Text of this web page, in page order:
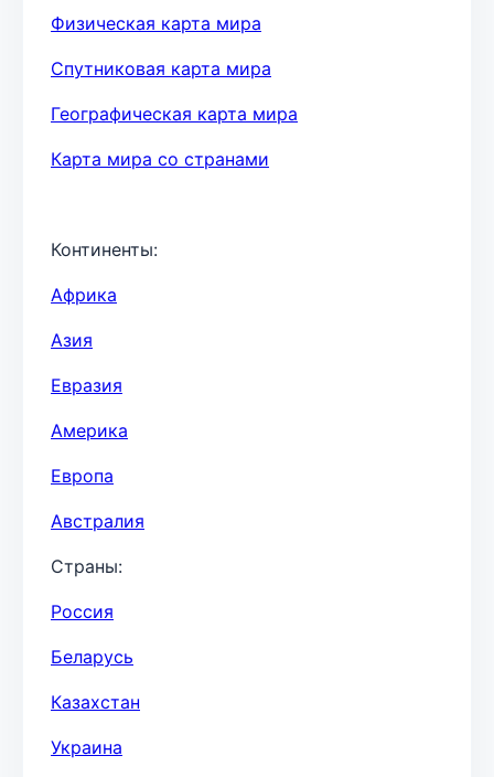
Физическая карта мира
Спутниковая карта мира
Географическая карта мира
Карта мира со странами
Континенты:
Африка
Азия
Евразия
Америка
Европа
Австралия
Страны:
Россия
Беларусь
Казахстан
Украина